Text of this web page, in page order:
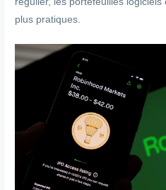
plus pratiques.